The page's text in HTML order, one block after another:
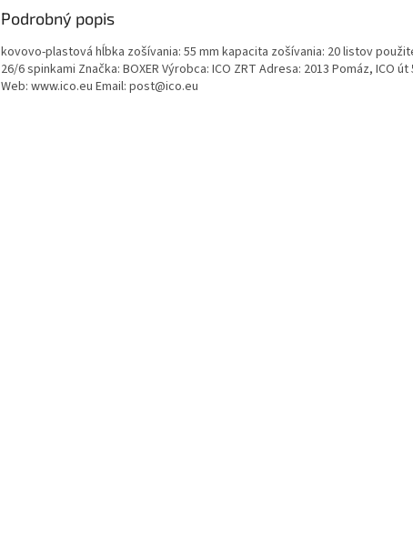
Podrobný popis
kovovo-plastová hĺbka zošívania: 55 mm kapacita zošívania: 20 listov
26/6 spinkami Značka: BOXER Výrobca: ICO ZRT Adresa: 2013 Pomáz, ICO út
Web: www.ico.eu Email: post@ico.eu